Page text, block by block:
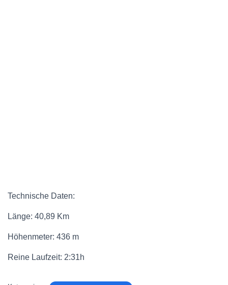
Technische Daten:
Länge: 40,89 Km
Höhenmeter: 436 m
Reine Laufzeit: 2:31h